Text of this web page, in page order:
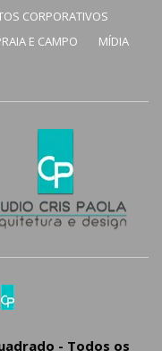
CORPORATIVOS
E CAMPO
MÍDIA
- Todos os